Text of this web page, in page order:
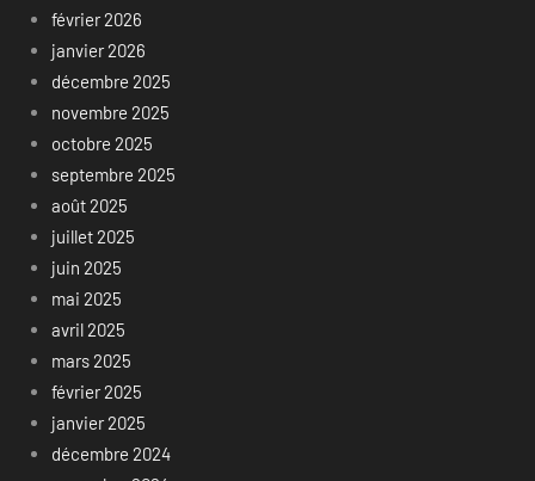
février 2026
janvier 2026
décembre 2025
novembre 2025
octobre 2025
septembre 2025
août 2025
juillet 2025
juin 2025
mai 2025
avril 2025
mars 2025
février 2025
janvier 2025
décembre 2024